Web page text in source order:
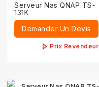
Serveur Nas QNAP TS-
131K
Demander Un Devis
Prix Revendeur